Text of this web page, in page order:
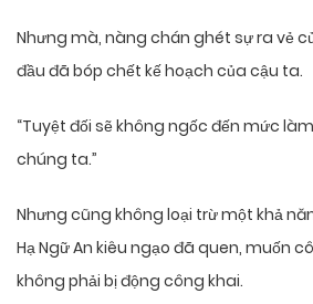
Nhưng mà, nàng chán ghét sự ra vẻ
đầu đã bóp chết kế hoạch của cậu ta.
“Tuyệt đối sẽ không ngốc đến mức
chúng ta.”
Nhưng cũng không loại trừ một khả
Hạ Ngữ An kiêu ngạo đã quen, muốn
không phải bị động công khai.